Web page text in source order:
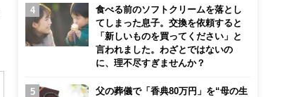
食べる前のソフトクリームを落とし
てしまった息子。交換を依頼すると
「新しいものを買ってください」と
言われました。わざとではないの
に、理不尽すぎませんか？
父の葬儀で「香典80万円」を“母の生